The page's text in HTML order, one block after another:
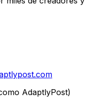
AdaptlyPost)